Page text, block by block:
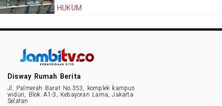
HUKUM
Disway Rumah Berita
Jl. Palmerah Barat No.353, komplek kampus
widuri, Blok A1-3, Kebayoran Lama, Jakarta
Selatan